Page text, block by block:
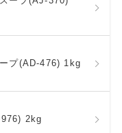
プ(AD-476) 1kg
2kg